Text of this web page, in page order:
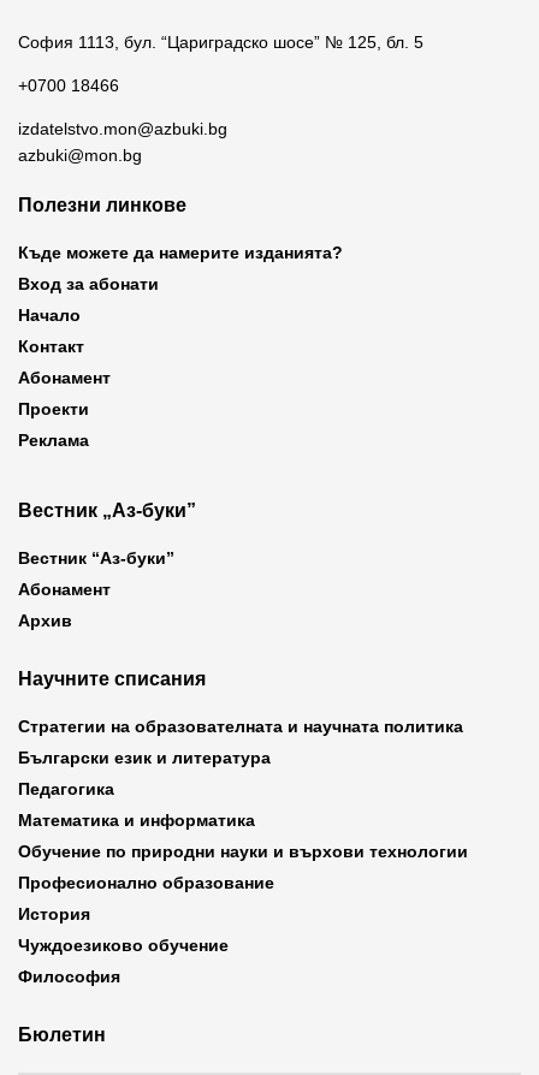
София 1113, бул. “Цариградско шосе” № 125, бл. 5
+0700 18466
izdatelstvo.mon@azbuki.bg
azbuki@mon.bg
Полезни линкове
Къде можете да намерите изданията?
Вход за абонати
Начало
Контакт
Абонамент
Проекти
Реклама
Вестник „Аз-буки”
Вестник “Аз-буки”
Абонамент
Архив
Научните списания
Стратегии на образователната и научната политика
Български език и литература
Педагогика
Математика и информатика
Обучение по природни науки и върхови технологии
Професионално образование
История
Чуждоезиково обучение
Философия
Бюлетин